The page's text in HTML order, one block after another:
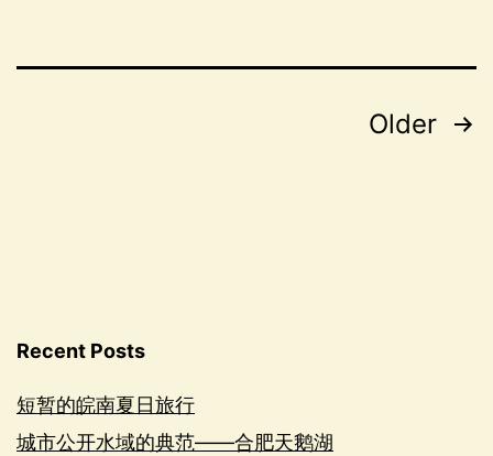
Older
Recent Posts
短暂的皖南夏日旅行
城市公开水域的典范——合肥天鹅湖